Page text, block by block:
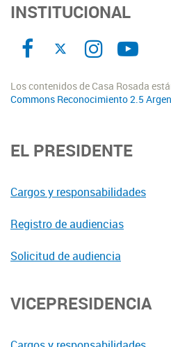
INSTITUCIONAL
Los contenidos de Casa Rosada
Commons Reconocimiento 2.5
EL PRESIDENTE
Cargos y responsabilidades
Registro de audiencias
Solicitud de audiencia
VICEPRESIDENCIA